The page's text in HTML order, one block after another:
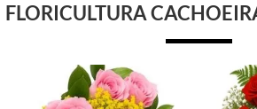
FLORICULTURA